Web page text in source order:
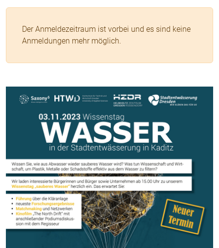
Der Anmeldezeitraum ist vorbei und es sind keine
Anmeldungen mehr möglich.